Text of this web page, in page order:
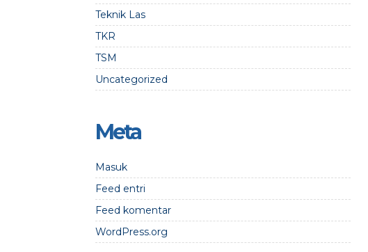
Teknik Las
TKR
TSM
Uncategorized
Meta
Masuk
Feed entri
Feed komentar
WordPress.org